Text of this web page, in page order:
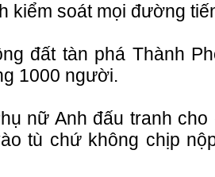
kiểm soát mọi đường
đất tàn phá Thành
1000 người.
nữ Anh đấu tranh
tù chứ không chịp